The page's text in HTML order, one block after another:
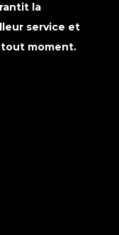
la
service et
tout moment.